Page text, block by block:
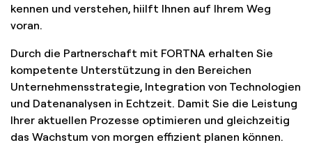
kennen und verstehen, hiilft Ihnen auf Ihrem Weg
voran.
Durch die Partnerschaft mit FORTNA erhalten Sie
kompetente Unterstützung in den Bereichen
Unternehmensstrategie, Integration von Technologien
und Datenanalysen in Echtzeit. Damit Sie die Leistung
Ihrer aktuellen Prozesse optimieren und gleichzeitig
das Wachstum von morgen effizient planen können.